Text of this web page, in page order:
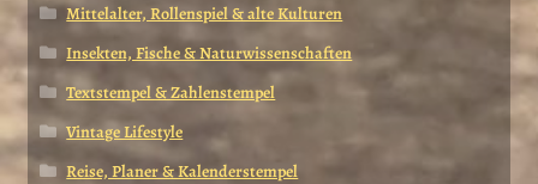
Mittelalter, Rollenspiel & alte Kulturen
Insekten, Fische & Naturwissenschaften
Textstempel & Zahlenstempel
Vintage Lifestyle
Reise, Planer & Kalenderstempel